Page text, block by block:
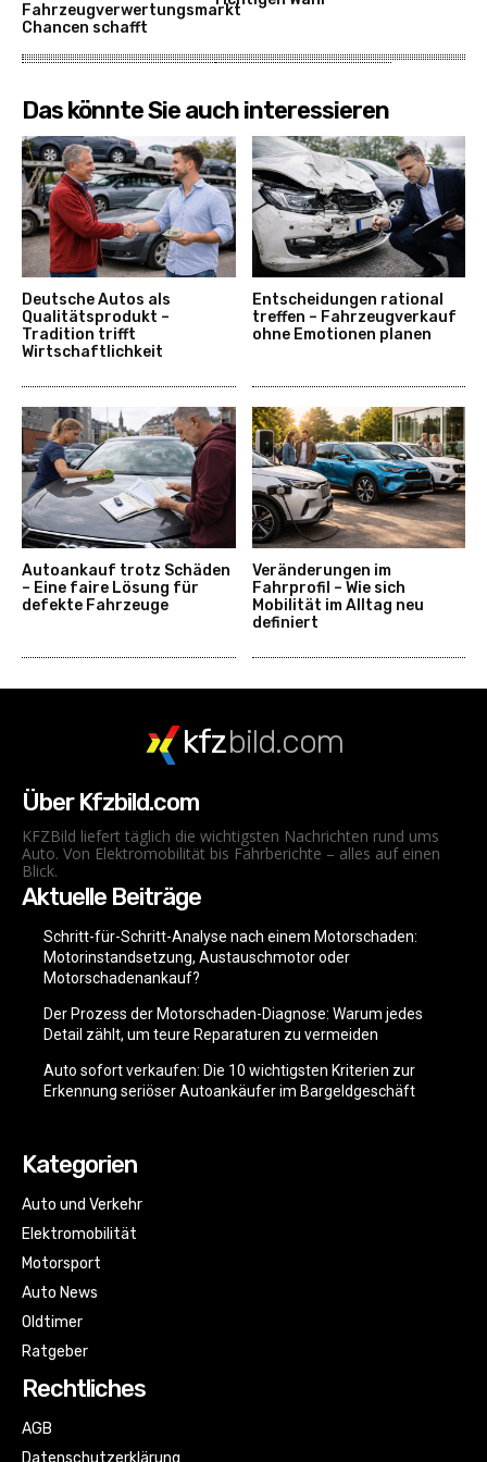
Fahrzeugverwertungsmarkt
Chancen schafft
Das könnte Sie auch interessieren
Deutsche Autos als
Qualitätsprodukt –
Tradition trifft
Wirtschaftlichkeit
Entscheidungen rational
treffen – Fahrzeugverkauf
ohne Emotionen planen
Autoankauf trotz Schäden
– Eine faire Lösung für
defekte Fahrzeuge
Veränderungen im
Fahrprofil – Wie sich
Mobilität im Alltag neu
definiert
kfzbild.com
Über Kfzbild.com
KFZBild liefert täglich die wichtigsten Nachrichten rund ums
Auto. Von Elektromobilität bis Fahrberichte – alles auf einen
Blick.
Aktuelle Beiträge
Schritt-für-Schritt-Analyse nach einem Motorschaden:
Motorinstandsetzung, Austauschmotor oder
Motorschadenankauf?
Der Prozess der Motorschaden-Diagnose: Warum jedes
Detail zählt, um teure Reparaturen zu vermeiden
Auto sofort verkaufen: Die 10 wichtigsten Kriterien zur
Erkennung seriöser Autoankäufer im Bargeldgeschäft
Kategorien
Auto und Verkehr
Elektromobilität
Motorsport
Auto News
Oldtimer
Ratgeber
Rechtliches
AGB
Datenschutzerklärung